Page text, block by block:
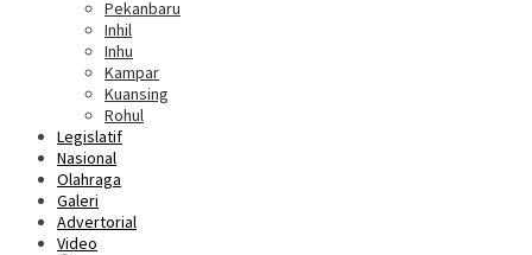
Pekanbaru
Inhil
Inhu
Kampar
Kuansing
Rohul
Legislatif
Nasional
Olahraga
Galeri
Advertorial
Video